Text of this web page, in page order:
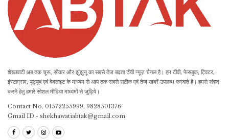
शेखावाटी अब तक चूरू, सीकर और झुंझुनू का सबसे तेज बढ़ता टीवी न्यूज़ चैनल है। हम टीवी, फेसबुक, ट्विटर,
इंस्टाग्राम, यूट्यूब एवं वेबसाइट के माध्यम से आप तक सबसे सटीक एवं तेज खबरें उपलब्ध करवाते है। हमसे संवाद
करने हेतु हमारे सोशल मीडिया माध्यमों से जुड़िये।
Contact No. 01572255999, 9828501376
Gmail ID - shekhawatiabtak@gmail.com